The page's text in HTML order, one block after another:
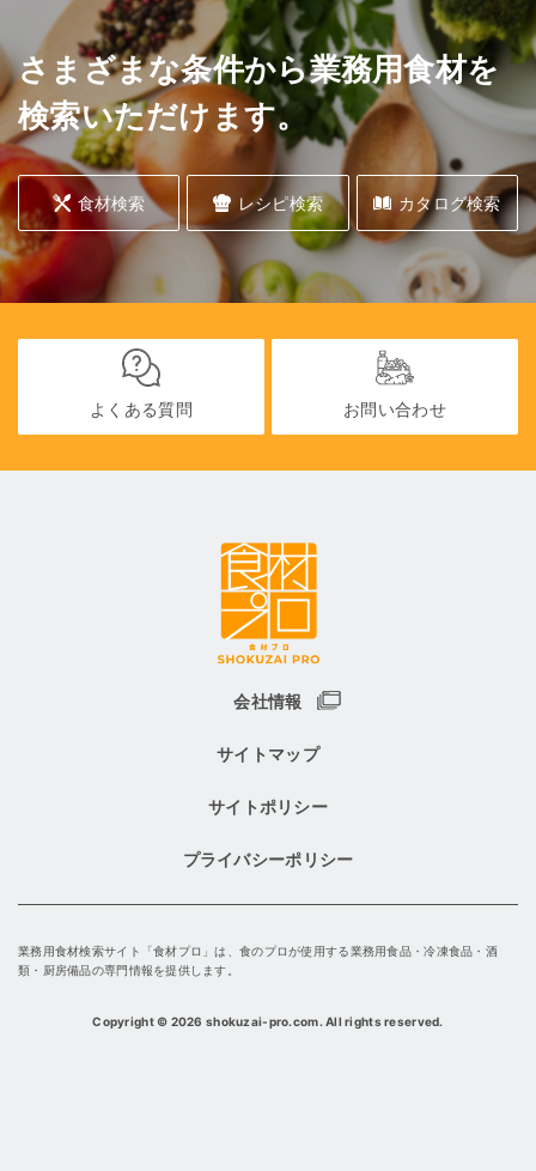
さまざまな条件から業務用食材を
検索いただけます。
食材検索 レシピ検索 カタログ検索
よくある質問 お問い合わせ
会社情報
サイトマップ
サイトポリシー
プライバシーポリシー
業務用食材検索サイト「食材プロ」は、食のプロが使用する業務用食品・冷凍食品・酒
類・厨房備品の専門情報を提供します。
Copyright © 2026 shokuzai-pro.com. All rights reserved.